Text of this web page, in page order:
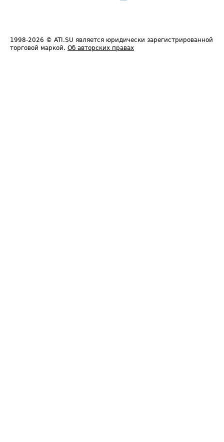
1998-2026 © ATI.SU является юридически зарегистрированной
торговой маркой. Об авторских правах